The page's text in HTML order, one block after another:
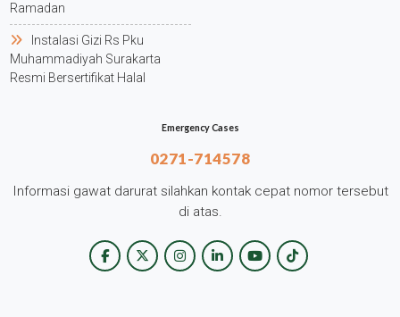
Ramadan
Instalasi Gizi Rs Pku
Muhammadiyah Surakarta
Resmi Bersertifikat Halal
Emergency Cases
0271-714578
Informasi gawat darurat silahkan kontak cepat nomor tersebut
di atas.